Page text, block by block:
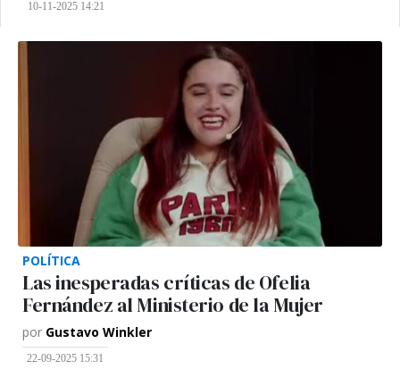
10-11-2025 14:21
POLÍTICA
Las inesperadas críticas de Ofelia
Fernández al Ministerio de la Mujer
por Gustavo Winkler
22-09-2025 15:31